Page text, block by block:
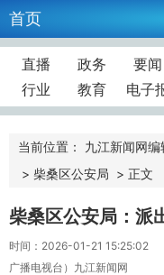
首页
直播 政务 要闻
行业
教育 电子
当前位置： 九江新闻网编
> 柴桑区公安局 > 正文
柴桑区公安局：派
时间：2026-01-21 15:25:02
广播电视台）九江新闻网